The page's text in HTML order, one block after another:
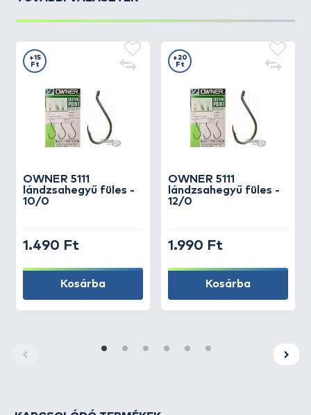
OWNER 5111
lándzsahegyű füles -
10/0
+15
Ft
1.490 Ft
Kosárba
OWNER 5111
lándzsahegyű füles -
12/0
+20
Ft
1.990 Ft
Kosárba